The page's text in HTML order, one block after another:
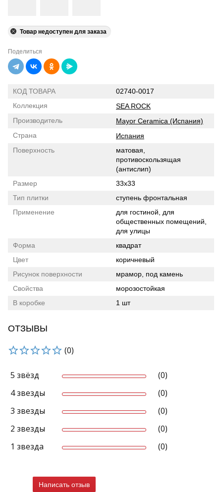
Товар недоступен для заказа
Поделиться
КОД ТОВАРА
02740-0017
Коллекция
SEA ROCK
Производитель
Mayor Ceramica (Испания)
Страна
Испания
Поверхность
матовая,
противоскользящая
(антислип)
Размер
33x33
Тип плитки
ступень фронтальная
Применение
для гостиной, для
общественных помещений,
для улицы
Форма
квадрат
Цвет
коричневый
Рисунок поверхности
мрамор, под камень
Свойства
морозостойкая
В коробке
1 шт
ОТЗЫВЫ
(0)
5 звёзд
(0)
4 звезды
(0)
3 звезды
(0)
2 звезды
(0)
1 звезда
(0)
Написать отзыв